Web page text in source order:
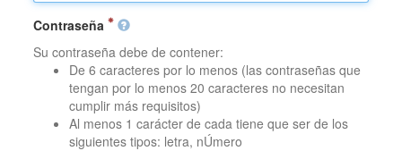
Contraseña
Su contraseña debe de contener:
De 6 caracteres por lo menos (las contraseñas que
tengan por lo menos 20 caracteres no necesitan
cumplir más requisitos)
Al menos 1 carácter de cada tiene que ser de los
siguientes tipos: letra, nÚmero